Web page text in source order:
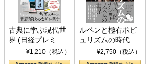
古典に学ぶ現代世
界 (日経プレミア
シリーズ)¥1,210（税込）
ルペンと極右ポピ
ュリズムの時代：
〈ヤヌス〉の二つ
の顔
¥2,750（税込）